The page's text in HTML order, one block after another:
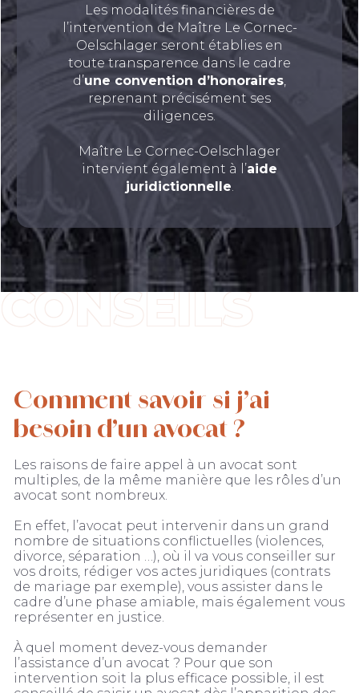
Les modalités financières de
l’intervention de Maître Le Cornec-
Oelschlager seront établies en
toute transparence dans le cadre
d’une convention d’honoraires,
reprenant précisément ses
diligences.
Maître Le Cornec-Oelschlager
intervient également à l’aide
juridictionnelle.
Comment savoir si j’ai
besoin d’un avocat ?
Les raisons de faire appel à un avocat sont
multiples, de la même manière que les rôles d’un
avocat sont nombreux.
En effet, l’avocat peut intervenir dans un grand
nombre de situations conflictuelles (violences,
divorce, séparation …), où il va vous conseiller sur
vos droits, rédiger vos actes juridiques (contrats
de mariage par exemple), vous assister dans le
cadre d’une phase amiable, mais également vous
représenter en justice.
À quel moment devez-vous demander
l’assistance d’un avocat ? Pour que son
intervention soit la plus efficace possible, il est
CONSEILS